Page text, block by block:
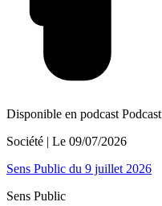
Disponible en podcast Podcast
Société | Le 09/07/2026
Sens Public du 9 juillet 2026
Sens Public